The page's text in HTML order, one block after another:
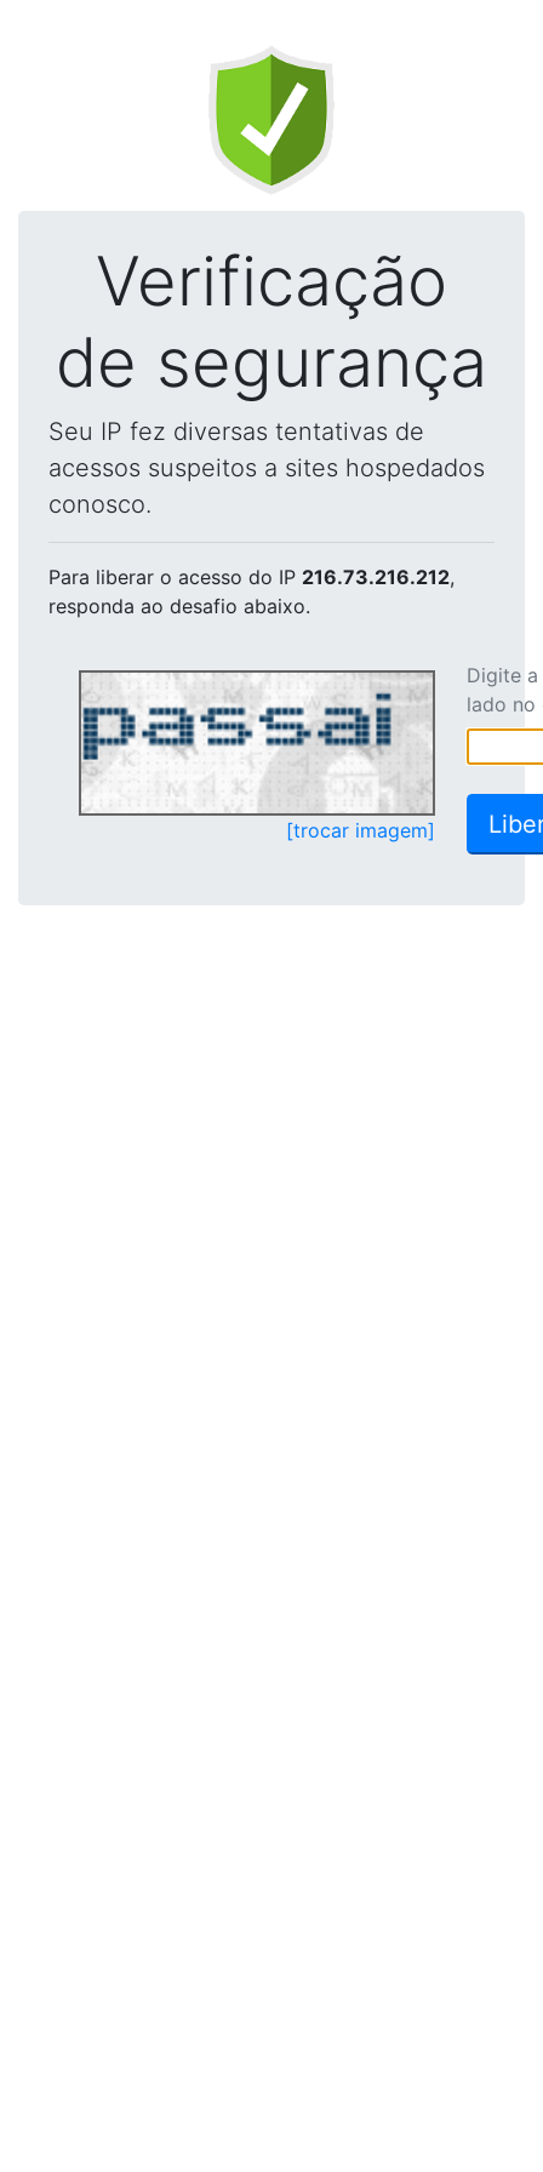
Verificação
de segurança
Seu IP fez diversas tentativas de
acessos suspeitos a sites hospedados
conosco.
Para liberar o acesso do IP 216.73.216.212,
responda ao desafio abaixo.
[trocar imagem]
Digite
lado no